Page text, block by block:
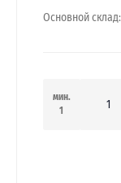
Основной склад:
мин.
1